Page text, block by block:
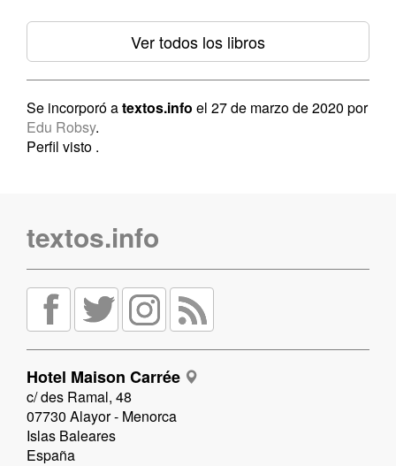
Ver todos los libros
Se incorporó atextos.info el 27 de marzo de 2020 por
Edu Robsy.
Perfil visto .
textos.info
Hotel Maison Carrée
c/ des Ramal, 48
07730 Alayor - Menorca
Islas Baleares
España